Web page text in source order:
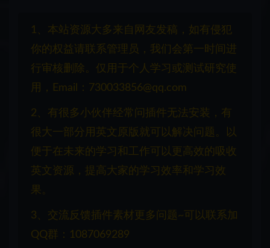
1、本站资源大多来自网友发稿，如有侵犯
你的权益请联系管理员，我们会第一时间进
行审核删除。仅用于个人学习或测试研究使
用，Email：730033856@qq.com
2、有很多小伙伴经常问插件无法安装，有
很大一部分用英文原版就可以解决问题。以
便于在未来的学习和工作可以更高效的吸收
英文资源，提高大家的学习效率和学习效
果。
3、交流反馈插件素材更多问题~可以联系加
QQ群：1087069289